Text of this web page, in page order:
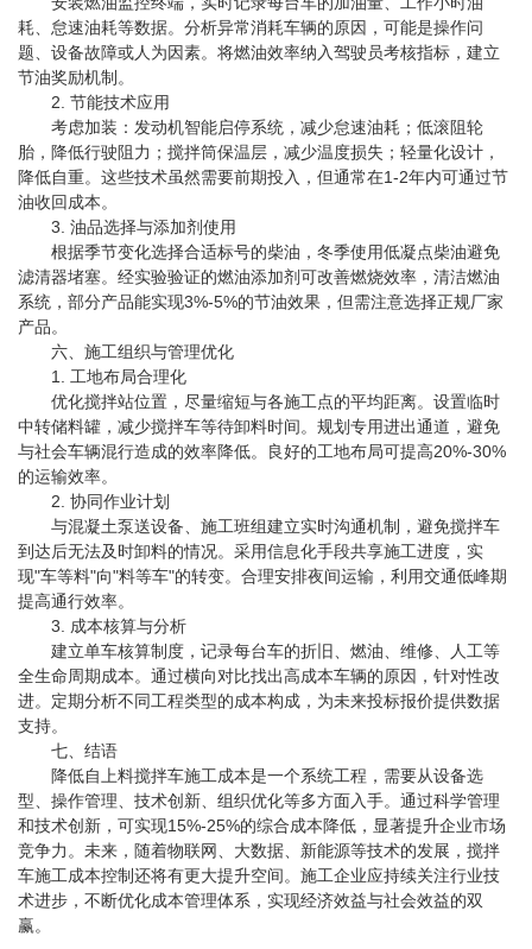
耗、怠速油耗等数据。分析异常消耗车辆的原因，可能是操作问
题、设备故障或人为因素。将燃油效率纳入驾驶员考核指标，建立
节油奖励机制。
2. 节能技术应用
考虑加装：发动机智能启停系统，减少怠速油耗；低滚阻轮
胎，降低行驶阻力；搅拌筒保温层，减少温度损失；轻量化设计，
降低自重。这些技术虽然需要前期投入，但通常在1-2年内可通过节
油收回成本。
3. 油品选择与添加剂使用
根据季节变化选择合适标号的柴油，冬季使用低凝点柴油避免
滤清器堵塞。经实验验证的燃油添加剂可改善燃烧效率，清洁燃油
系统，部分产品能实现3%-5%的节油效果，但需注意选择正规厂家
产品。
六、施工组织与管理优化
1. 工地布局合理化
优化搅拌站位置，尽量缩短与各施工点的平均距离。设置临时
中转储料罐，减少搅拌车等待卸料时间。规划专用进出通道，避免
与社会车辆混行造成的效率降低。良好的工地布局可提高20%-30%
的运输效率。
2. 协同作业计划
与混凝土泵送设备、施工班组建立实时沟通机制，避免搅拌车
到达后无法及时卸料的情况。采用信息化手段共享施工进度，实
现"车等料"向"料等车"的转变。合理安排夜间运输，利用交通低峰期
提高通行效率。
3. 成本核算与分析
建立单车核算制度，记录每台车的折旧、燃油、维修、人工等
全生命周期成本。通过横向对比找出高成本车辆的原因，针对性改
进。定期分析不同工程类型的成本构成，为未来投标报价提供数据
支持。
七、结语
降低自上料搅拌车施工成本是一个系统工程，需要从设备选
型、操作管理、技术创新、组织优化等多方面入手。通过科学管理
和技术创新，可实现15%-25%的综合成本降低，显著提升企业市场
竞争力。未来，随着物联网、大数据、新能源等技术的发展，搅拌
车施工成本控制还将有更大提升空间。施工企业应持续关注行业技
术进步，不断优化成本管理体系，实现经济效益与社会效益的双
赢。